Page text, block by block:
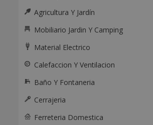
Agricultura Y Jardín
Mobiliario Jardin Y Camping
Material Electrico
Calefaccion Y Ventilacion
Baño Y Fontaneria
Cerrajeria
Ferreteria Domestica